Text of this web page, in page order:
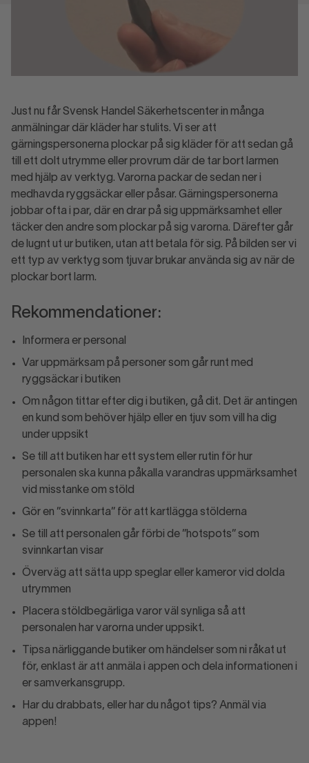
Just nu får Svensk Handel Säkerhetscenter in många
anmälningar där kläder har stulits. Vi ser att
gärningspersonerna plockar på sig kläder för att sedan gå
till ett dolt utrymme eller provrum där de tar bort larmen
med hjälp av verktyg. Varorna packar de sedan ner i
medhavda ryggsäckar eller påsar. Gärningspersonerna
jobbar ofta i par, där en drar på sig uppmärksamhet eller
täcker den andre som plockar på sig varorna. Därefter går
de lugnt ut ur butiken, utan att betala för sig. På bilden ser vi
ett typ av verktyg som tjuvar brukar använda sig av när de
plockar bort larm.
Rekommendationer:
Informera er personal
Var uppmärksam på personer som går runt med
ryggsäckar i butiken
Om någon tittar efter dig i butiken, gå dit. Det är antingen
en kund som behöver hjälp eller en tjuv som vill ha dig
under uppsikt
Se till att butiken har ett system eller rutin för hur
personalen ska kunna påkalla varandras uppmärksamhet
vid misstanke om stöld
Gör en ”svinnkarta” för att kartlägga stölderna
Se till att personalen går förbi de ”hotspots” som
svinnkartan visar
Överväg att sätta upp speglar eller kameror vid dolda
utrymmen
Placera stöldbegärliga varor väl synliga så att
personalen har varorna under uppsikt.
Tipsa närliggande butiker om händelser som ni råkat ut
för, enklast är att anmäla i appen och dela informationen i
er samverkansgrupp.
Har du drabbats, eller har du något tips? Anmäl via
appen!